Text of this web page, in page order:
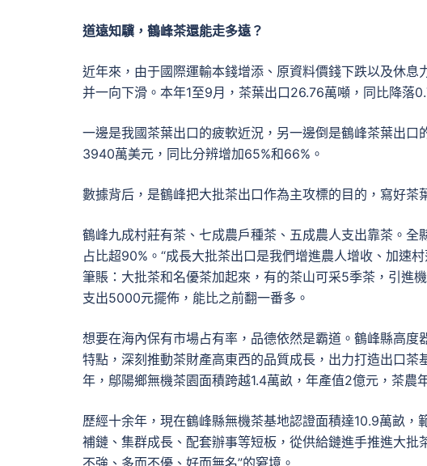
道遠知驥，鶴峰茶還能走多遠？
近年來，由于國際運輸本錢增添、原資料價錢下跌以及休
并一向下滑。本年1至9月，茶葉出口26.76萬噸，同比降落
一邊是我國茶葉出口的疲軟近況，另一邊倒是鶴峰茶葉出
3940萬美元，同比分辨增加65%和66%。
數據背后，是鶴峰把大批茶出口作為主攻標的目的，寫好茶
鶴峰九成村莊有茶、七成農戶種茶、五成農人支出靠茶。
占比超90%。“成長大批茶出口是我們增進農人增收、加速
筆賬：大批茶和名優茶加起來，有的茶山可采5季茶，引進
支出5000元擺佈，能比之前翻一番多。
想要在海內保有市場占有率，品德依然是霸道。鶴峰縣高度
特點，深刻推動茶財產高東西的品質成長，出力打造出口
年，鄔陽鄉無機茶園面積跨越1.4萬畝，年產值2億元，茶農
歷經十余年，現在鶴峰縣無機茶基地認證面積達10.9萬畝
補鏈、集群成長、配套辦事等短板，從供給鏈進手推進大
不強、多而不優、好而無名”的窘境。